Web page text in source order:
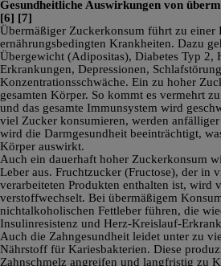
Gesundheitliche Auswirkungen von
[6] [7]
Übermäßiger Zuckerkonsum führt zu einer
ernährungsbedingten Krankheiten. Dazu
Übergewicht (Adipositas), Diabetes Typ 2,
Erkrankungen, Depressionen,
Konzentrationsschwäche. Ein zu hoher
gesamten Körper. So kommt es vermehrt
und das gesamte Immunsystem wird
viel Zucker konsumieren, werden
wird die Darmgesundheit beeinträchtigt,
Körper auswirkt.
Auch ein dauerhaft hoher Zuckerkonsum
Leber aus. Fruchtzucker (Fructose), der in
verarbeiteten Produkten enthalten ist, wird
verstoffwechselt. Bei übermäßigem
nichtalkoholischen Fettleber führen, die
Insulinresistenz und Herz-Kreislauf-
Auch die Zahngesundheit leidet unter zu
Nährstoff für Kariesbakterien. Diese
Zahnschmelz angreifen und langfristig zu